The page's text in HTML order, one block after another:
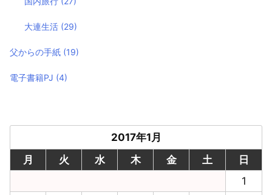
大連生活 (29)
父からの手紙 (19)
電子書籍PJ (4)
2017年1月
月
火 水 木 金 土
日
1